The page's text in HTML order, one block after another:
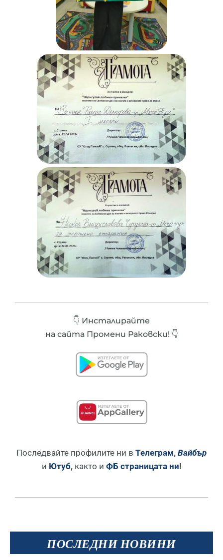
ПОСЛЕДНИ НОВИНИ
👇 Инсталирайте
на сайта Промени Раковски! 👇
Последвайте профилите ни в Телеграм, Вайбър
и Ютуб, както и ФБ страницата ни!